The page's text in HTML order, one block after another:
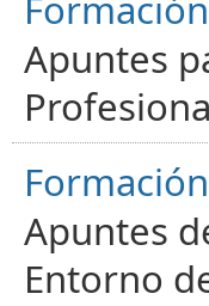
Apuntes
Apuntes
Entorno